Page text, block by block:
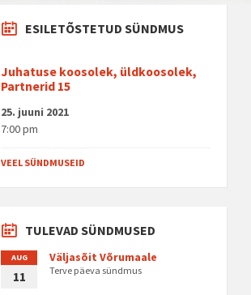
ESILETÕSTETUD SÜNDMUS
Juhatuse koosolek, üldkoosolek,
Partnerid 15
25. juuni 2021
7:00 pm
VEEL SÜNDMUSEID
TULEVAD SÜNDMUSED
AUG
11
Väljasõit Võrumaale
Terve päeva sündmus